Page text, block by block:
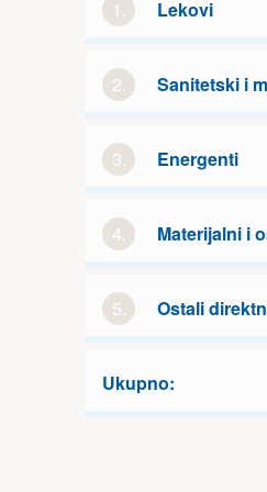
1. Lekovi
2. Sanitetski i
3. Energenti
4. Materijalni i
5. Ostali
Ukupno: